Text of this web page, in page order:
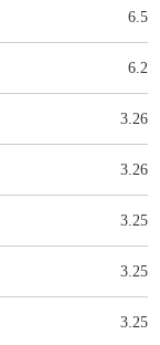
6.5
6.2
3.26
3.26
3.25
3.25
3.25